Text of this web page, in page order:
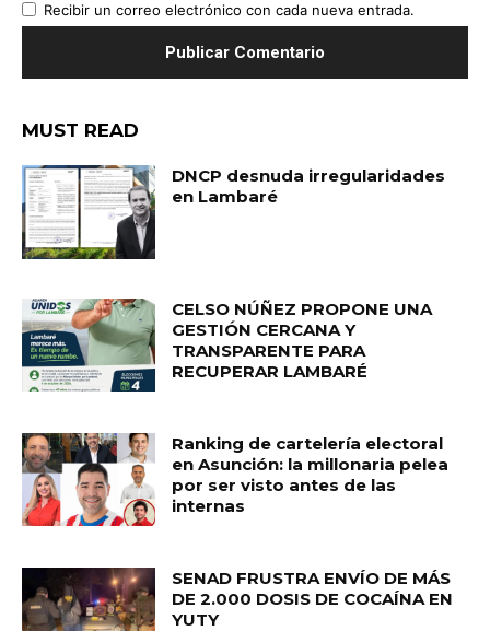
Recibir un correo electrónico con cada nueva entrada.
MUST READ
DNCP desnuda irregularidades
en Lambaré
CELSO NÚÑEZ PROPONE UNA
GESTIÓN CERCANA Y
TRANSPARENTE PARA
RECUPERAR LAMBARÉ
Ranking de cartelería electoral
en Asunción: la millonaria pelea
por ser visto antes de las
internas
SENAD FRUSTRA ENVÍO DE MÁS
DE 2.000 DOSIS DE COCAÍNA EN
YUTY